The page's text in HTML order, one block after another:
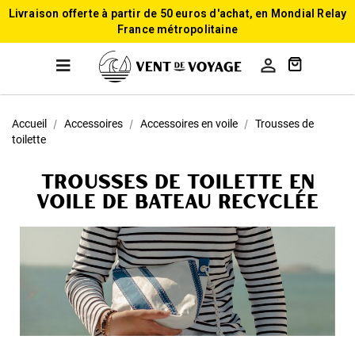
Livraison offerte à partir de 50 euros d'achat, en Mondial Relay
France métropolitaine

Accueil Accessoires Accessoires en voile
Trousses de
toilette
Trousses de toilette en
voile de bateau recyclée